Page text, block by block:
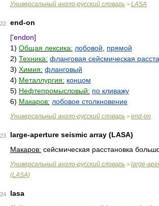
Универсальный англо-русский словарь > LASA
22
end-on
['endɒn]
1) Общая лексика: лобовой
прямой
2) Техника: фланговая сейсмическая
3) Химия: фланговый
4) Металлургия: концом
5) Нефтепромысловый: по кливажу
6) Макаров: лобовое столкновение
Универсальный англо-русский словарь > end-on
23
large-aperture seismic array (LASA)
Макаров: сейсмическая расстановка
Универсальный англо-русский словарь > large-
(LASA)
24
lasa